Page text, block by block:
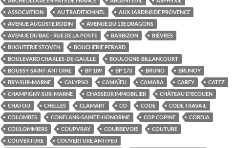
ASSOCIATION
AU TRADITIONNEL
AUX JARDINS DE PROVENCE
AVENUE AUGUSTE RODIN
AVENUE DU 13E DRAGONS
AVENUE DU BAC - RUE DE LA POSTE
BARBIZON
BIÈVRES
BIJOUTERIE STOVEN
BOUCHERIE PERARD
BOULEVARD CHARLES-DE-GAULLE
BOULOGNE-BILLANCOURT
BOUSSY-SAINT-ANTOINE
BP 109 BP 173 BRUNO
BRUNOY
BRY-SUR-MARNE
CALYPSO CAMAÏEU CAMARA CAREY
CATEZ
CHAMPIGNY-SUR-MARNE
CHASSEUR IMMOBILIER
CHÂTEAU D'ECOUEN
CHATOU
CHELLES CLAMART CO CODE
CODE TRAVAIL
COLOMBES
CONFLANS-SAINTE-HONORINE COP COPINE
CORDIA
COULOMMIERS
COUPVRAY COURBEVOIE
COUTURE
COUVERTURE
COUVERTURE ANTI FEU